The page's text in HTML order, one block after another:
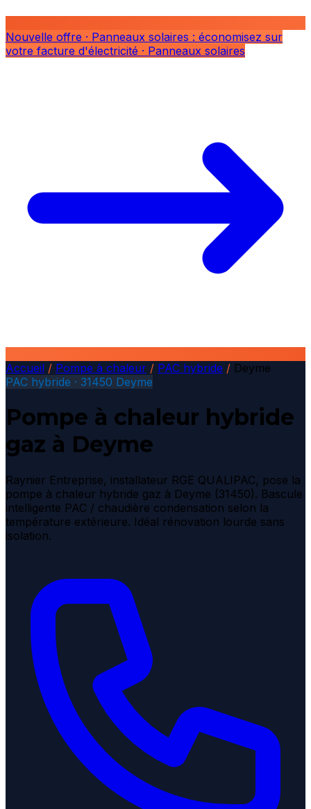
Nouvelle offre · Panneaux solaires : économisez sur
votre facture d'électricité · Panneaux solaires
Accueil / Pompe à chaleur / PAC hybride / Deyme
PAC hybride · 31450 Deyme
Pompe à chaleur hybride
gaz à Deyme
Raynier Entreprise, installateur RGE QUALIPAC, pose la
pompe à chaleur hybride gaz à Deyme (31450). Bascule
intelligente PAC / chaudière condensation selon la
température extérieure. Idéal rénovation lourde sans
isolation.